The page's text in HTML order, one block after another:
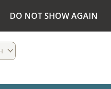
DO NOT SHOW AGAIN